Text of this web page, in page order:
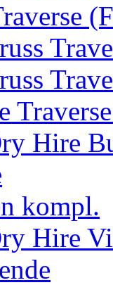
Hire
kompl.
Hire